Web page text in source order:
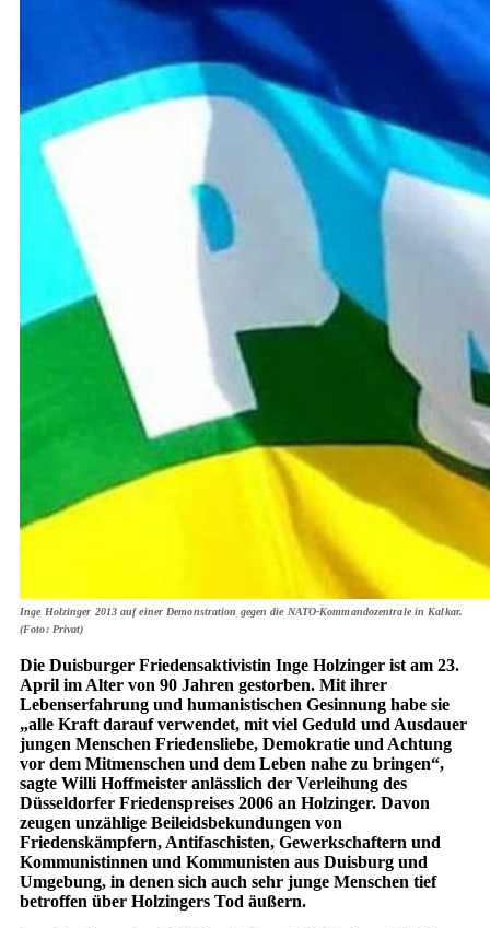
Inge Holzinger 2013 auf einer Demonstration gegen die NATO-Kommandozen­trale in Kalkar.
(Foto: Privat)
Die Duisburger Friedensaktivistin Inge Holzinger ist am 23.
April im Alter von 90 Jahren gestorben. Mit ihrer
Lebenserfahrung und humanistischen Gesinnung habe sie
„alle Kraft darauf verwendet, mit viel Geduld und Ausdauer
jungen Menschen Friedensliebe, Demokratie und Achtung
vor dem Mitmenschen und dem Leben nahe zu bringen“,
sagte Willi Hoffmeister anlässlich der Verleihung des
Düsseldorfer Friedenspreises 2006 an Holzinger. Davon
zeugen unzählige Beileidsbekundungen von
Friedenskämpfern, Antifaschisten, Gewerkschaftern und
Kommunistinnen und Kommunisten aus Duisburg und
Umgebung, in denen sich auch sehr junge Menschen tief
betroffen über Holzingers Tod äußern.